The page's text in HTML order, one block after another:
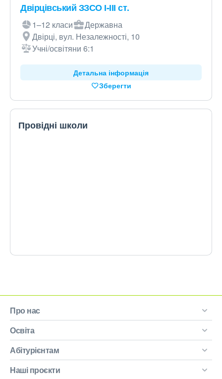
Двірцівський ЗЗСО І-ІІІ ст.
1–12 класи
Державна
Двірці, вул. Незалежності, 10
Учні/освітяни 6:1
Детальна інформація
Зберегти
Провідні школи
Про нас
Освіта
Абітурієнтам
Наші проєкти